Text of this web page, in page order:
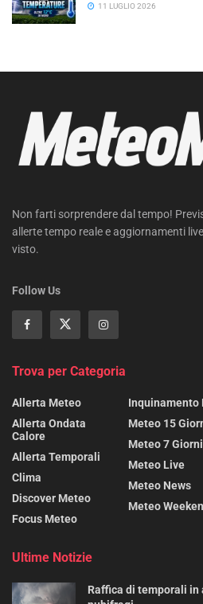
11 LUGLIO 2026
Non farti sorprendere dal tempo!
allerte tempo reale e aggiornamenti
visto.
Follow Us
Trova per Categoria
Allerta Meteo
Allerta Ondata
Calore
Allerta Temporali
Clima
Discover Meteo
Focus Meteo
Inquinamento
Meteo 15
Meteo 7 Giorni
Meteo Live
Meteo News
Meteo
Ultime Notizie
Raffica di temporali